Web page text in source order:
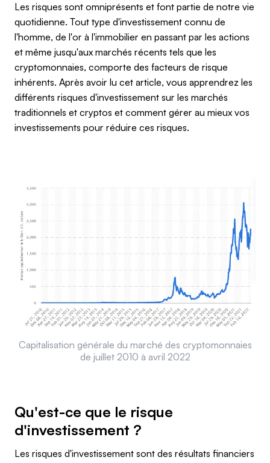
Les risques sont omniprésents et font partie de notre vie
quotidienne. Tout type d'investissement connu de
l'homme, de l'or à l'immobilier en passant par les actions
et même jusqu'aux marchés récents tels que les
cryptomonnaies, comporte des facteurs de risque
inhérents. Après avoir lu cet article, vous apprendrez les
différents risques d'investissement sur les marchés
traditionnels et cryptos et comment gérer au mieux vos
investissements pour réduire ces risques.
Capitalisation générale du marché des cryptomonnaies
de juillet 2010 à avril 2022
Qu'est-ce que le risque
d'investissement ?
Les risques d'investissement sont des résultats financiers